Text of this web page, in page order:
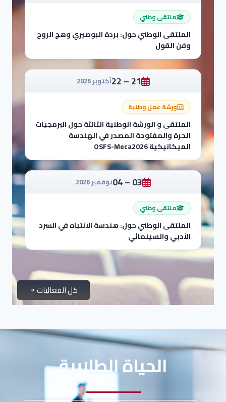
ملتقى وطني
الملتقى الوطني حول: بردة البوصيري وهج الروح
وفن القول
21 – 22 أكتوبر 2026
ورشة عمل وطنية
الملتقى و الورشة الوطنية الثالثة حول البرمجيات
الحرة والمفتوحة المصدر في الهندسة
الميكانيكية OSFS-Meca2026
03 – 04 نوفمبر 2026
ملتقى وطني
الملتقى الوطني حول: هندسة الانتباه في السرد
الأدبي والسينمائي
كل الفعاليات
الحياة الطلابية